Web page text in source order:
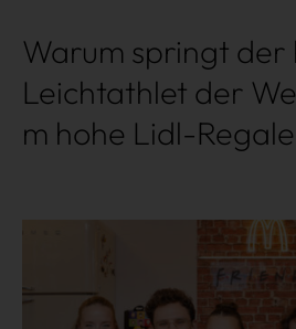
Warum springt der
Leichtathlet der
m hohe Lidl-